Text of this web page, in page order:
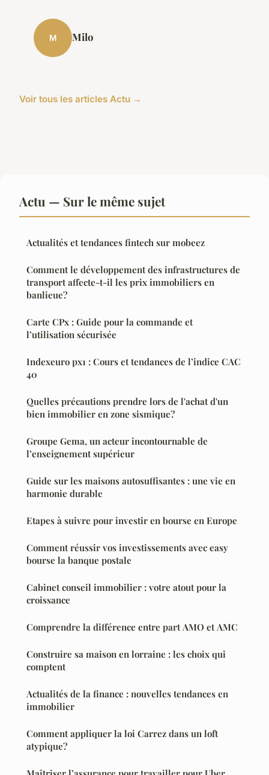
M Milo
Voir tous les articles Actu →
Actu — Sur le même sujet
Actualités et tendances fintech sur mobeez
Comment le développement des infrastructures de
transport affecte-t-il les prix immobiliers en
banlieue?
Carte CPx : Guide pour la commande et
l’utilisation sécurisée
Indexeuro px1 : Cours et tendances de l’indice CAC
40
Quelles précautions prendre lors de l'achat d'un
bien immobilier en zone sismique?
Groupe Gema, un acteur incontournable de
l’enseignement supérieur
Guide sur les maisons autosuffisantes : une vie en
harmonie durable
Etapes à suivre pour investir en bourse en Europe
Comment réussir vos investissements avec easy
bourse la banque postale
Cabinet conseil immobilier : votre atout pour la
croissance
Comprendre la différence entre part AMO et AMC
Construire sa maison en lorraine : les choix qui
comptent
Actualités de la finance : nouvelles tendances en
immobilier
Comment appliquer la loi Carrez dans un loft
atypique?